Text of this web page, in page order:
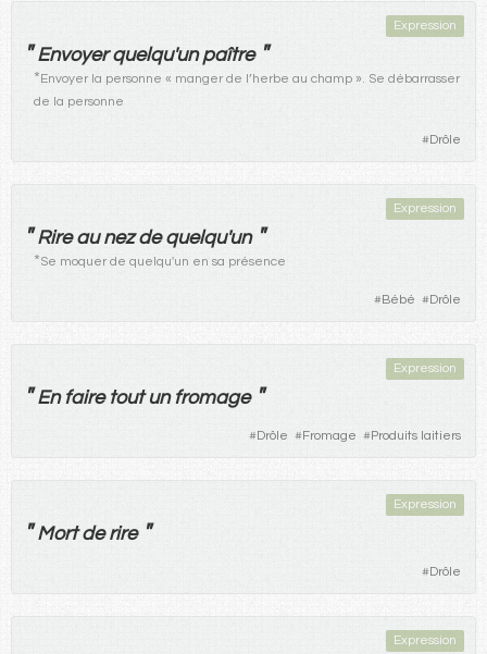
Expression
" Envoyer quelqu'un paître "
*Envoyer la personne « manger de l’herbe au champ ». Se débarrasser
de la personne
#Drôle
Expression
" Rire au nez de quelqu'un "
*Se moquer de quelqu'un en sa présence
#Bébé #Drôle
Expression
"En faire toutun fromage "
#Drôle #Fromage #Produits laitiers
Expression
" Mort de rire "
#Drôle
Expression